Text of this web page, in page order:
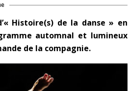
Histoire(s) de la danse » en
automnal et lumineux
de la compagnie.